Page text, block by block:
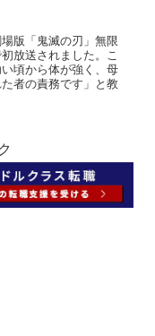
版「鬼滅の刃」無限
放送されました。こ
頃から体が強く、母
者の責務です」と教